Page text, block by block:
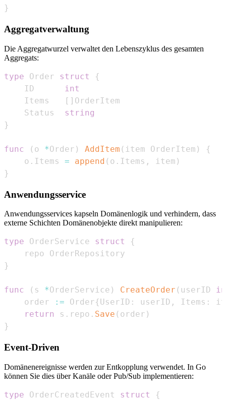
}
Aggregatverwaltung
Die Aggregatwurzel verwaltet den Lebenszyklus des gesamten
Aggregats:
type Order struct
{
    ID
int
    Items
[ ]
    Status
string
}
func ( o *Order ) AddItem ( item OrderItem )
{
    o
. Items = append ( o . Items , item )
}
Anwendungsservice
Anwendungsservices kapseln Domänenlogik und verhindern, dass
externe Schichten Domänenobjekte direkt manipulieren:
type OrderService struct
{
}
func ( s *OrderService ) CreateOrder ( userID
    order
:= Order{UserID : userID , Items :
return
s . repo . Save ( order )
}
Event-Driven
Domänenereignisse werden zur Entkopplung verwendet. In Go
können Sie dies über Kanäle oder Pub/Sub implementieren:
type OrderCreatedEvent struct
{